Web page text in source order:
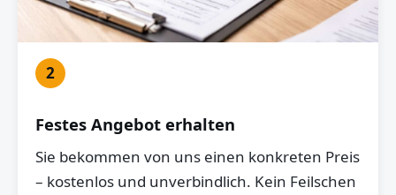
2
Festes Angebot erhalten
Sie bekommen von uns einen konkreten Preis
– kostenlos und unverbindlich. Kein Feilschen